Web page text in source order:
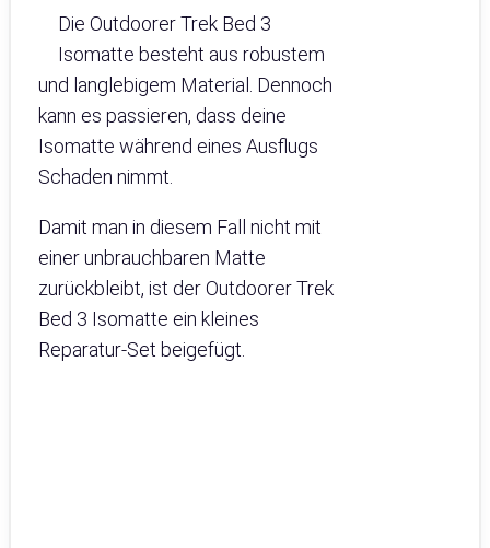
Die Outdoorer Trek Bed 3
Isomatte besteht aus robustem
und langlebigem Material. Dennoch
kann es passieren, dass deine
Isomatte während eines Ausflugs
Schaden nimmt.
Damit man in diesem Fall nicht mit
einer unbrauchbaren Matte
zurückbleibt, ist der Outdoorer Trek
Bed 3 Isomatte ein kleines
Reparatur-Set beigefügt.